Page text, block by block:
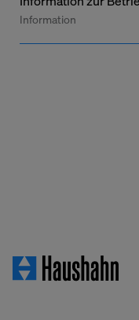
Information